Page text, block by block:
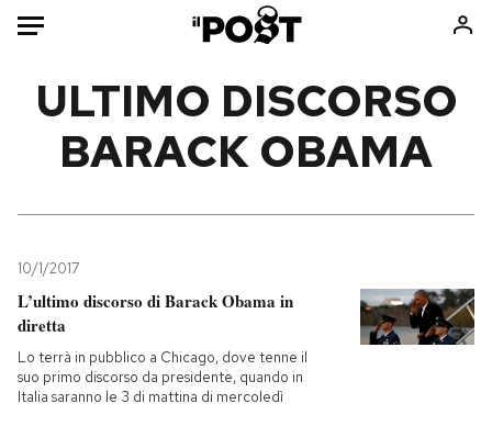
HOME
Mondo
Tecnologia
Internet
Cultura
Economia
Libri
Ok Boomer!
Europa
Altrecose
ULTIMO DISCORSO
BARACK OBAMA
10/1/2017
L’ultimo discorso di Barack Obama in
diretta
Lo terrà in pubblico a Chicago, dove tenne il
suo primo discorso da presidente, quando in
Italia saranno le 3 di mattina di mercoledì